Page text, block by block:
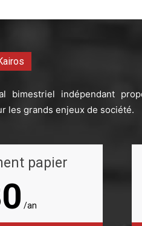
bimestriel indépendant
les grands enjeux de société.
papier
/an